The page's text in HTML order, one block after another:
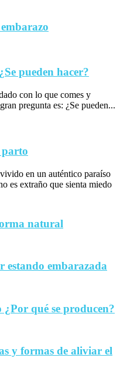
pueden hacer?
con lo que comes y
pregunta es: ¿Se pueden...
parto
en un auténtico paraíso
es extraño que sienta miedo
natural
estando embarazada
qué se producen?
y formas de aliviar el